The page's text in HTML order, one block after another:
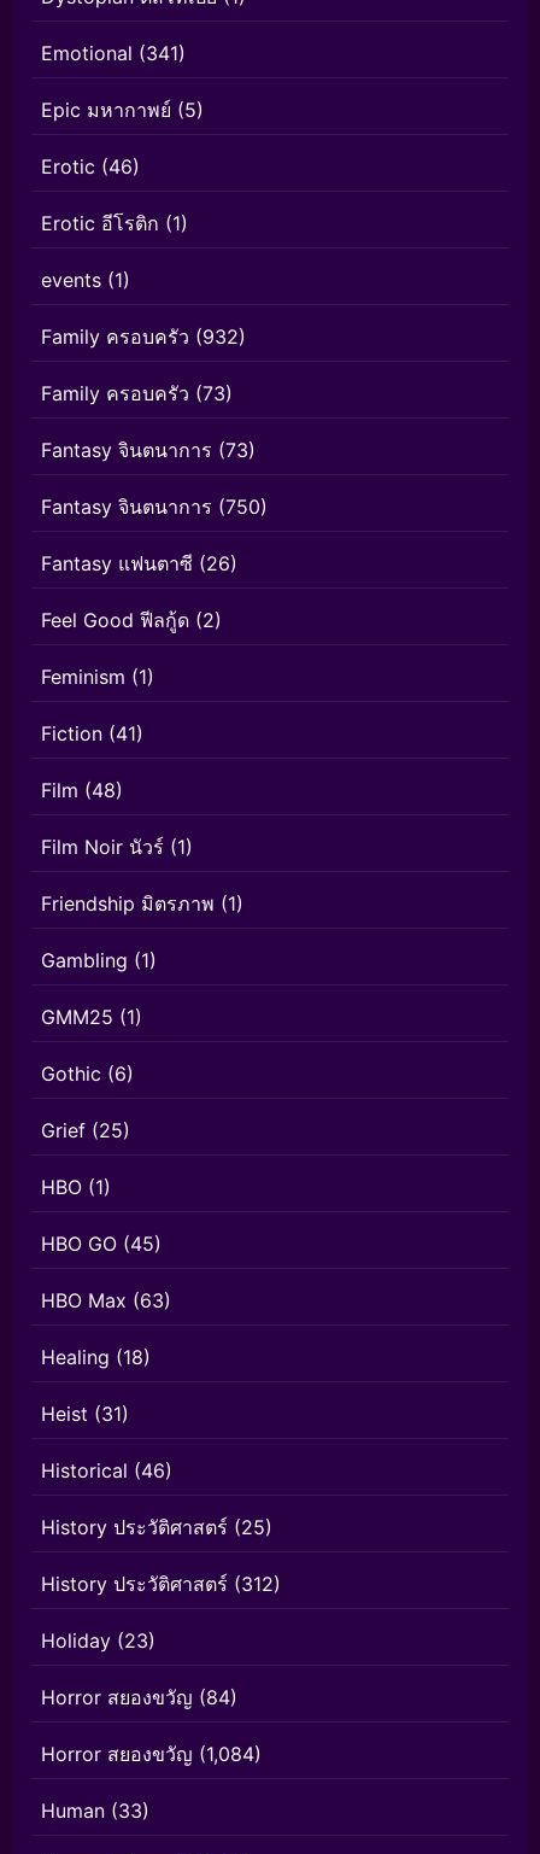
Emotional (341)
Epic มหากาพย์ (5)
Erotic (46)
Erotic อีโรติก (1)
events (1)
Family ครอบครัว (932)
Family ครอบครัว (73)
Fantasy จินตนาการ (73)
Fantasy จินตนาการ (750)
Fantasy แฟนตาซี (26)
Feel Good ฟีลกู้ด (2)
Feminism (1)
Fiction (41)
Film (48)
Film Noir นัวร์ (1)
Friendship มิตรภาพ (1)
Gambling (1)
GMM25 (1)
Gothic (6)
Grief (25)
HBO (1)
HBO GO (45)
HBO Max (63)
Healing (18)
Heist (31)
Historical (46)
History ประวัติศาสตร์ (25)
History ประวัติศาสตร์ (312)
Holiday (23)
Horror สยองขวัญ (84)
Horror สยองขวัญ (1,084)
Human (33)